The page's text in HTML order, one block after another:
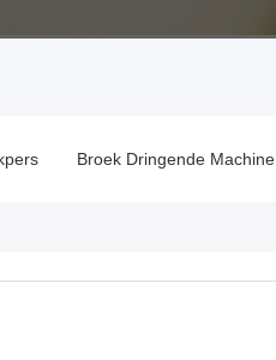
Broek Dringende Machine